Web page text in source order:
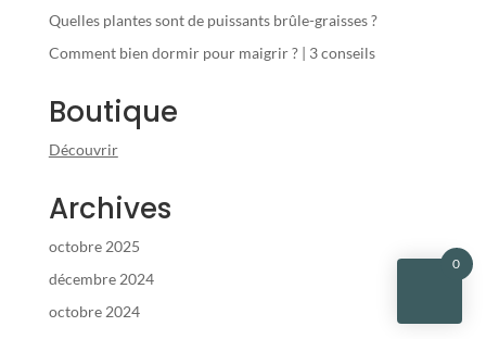
Quelles plantes sont de puissants brûle-graisses ?
Comment bien dormir pour maigrir ? | 3 conseils
Boutique
Découvrir
Archives
octobre 2025
décembre 2024
octobre 2024
0